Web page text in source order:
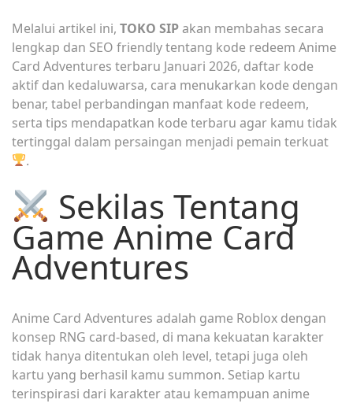
Melalui artikel ini, TOKO SIPakan membahas secara
lengkap dan SEO friendly tentang kode redeem Anime
Card Adventures terbaru Januari 2026, daftar kode
aktif dan kedaluwarsa, cara menukarkan kode dengan
benar, tabel perbandingan manfaat kode redeem,
serta tips mendapatkan kode terbaru agar kamu tidak
tertinggal dalam persaingan menjadi pemain terkuat
.
Sekilas Tentang
Game Anime Card
Adventures
Anime Card Adventures adalah game Roblox dengan
konsep RNG card-based, di mana kekuatan karakter
tidak hanya ditentukan oleh level, tetapi juga oleh
kartu yang berhasil kamu summon. Setiap kartu
terinspirasi dari karakter atau kemampuan anime